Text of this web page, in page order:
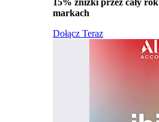
markach
Dołącz Teraz